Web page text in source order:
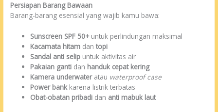
Persiapan Barang Bawaan
Barang-barang esensial yang wajib kamu bawa:
Sunscreen SPF 50+untuk perlindungan maksimal
Kacamata hitam dantopi
Sandal anti selip untuk aktivitas air
Pakaian ganti dan handuk cepat kering
Kamera underwateratau waterproof case
Power bankkarena listrik terbatas
Obat-obatan pribadi dan anti mabuk laut